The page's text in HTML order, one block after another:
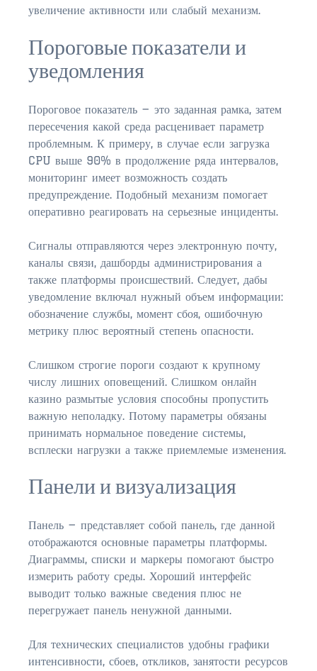
увеличение активности или слабый механизм.
Пороговые показатели и
уведомления
Пороговое показатель — это заданная рамка, затем
пересечения какой среда расценивает параметр
проблемным. К примеру, в случае если загрузка
CPU выше 90% в продолжение ряда интервалов,
мониторинг имеет возможность создать
предупреждение. Подобный механизм помогает
оперативно реагировать на серьезные инциденты.
Сигналы отправляются через электронную почту,
каналы связи, дашборды администрирования а
также платформы происшествий. Следует, дабы
уведомление включал нужный объем информации:
обозначение службы, момент сбоя, ошибочную
метрику плюс вероятный степень опасности.
Слишком строгие пороги создают к крупному
числу лишних оповещений. Слишком онлайн
казино размытые условия способны пропустить
важную неполадку. Потому параметры обязаны
принимать нормальное поведение системы,
всплески нагрузки а также приемлемые изменения.
Панели и визуализация
Панель — представляет собой панель, где данной
отображаются основные параметры платформы.
Диаграммы, списки и маркеры помогают быстро
измерить работу среды. Хороший интерфейс
выводит только важные сведения плюс не
перегружает панель ненужной данными.
Для технических специалистов удобны графики
интенсивности, сбоев, откликов, занятости ресурсов